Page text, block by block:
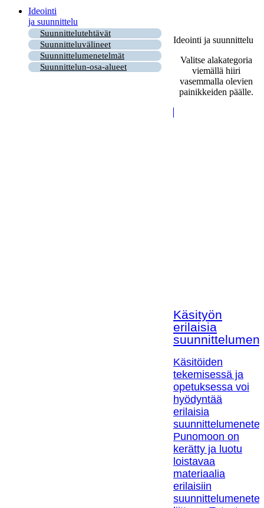
Ideointi
ja suunnittelu
Suunnittelutehtävät
Suunnitteluvälineet
Suunnittelumenetelmät
Suunnittelun-osa-alueet
Ideointi ja suunnittelu
Valitse alakategoria
viemällä hiiri
vasemmalla olevien
painikkeiden päälle.
Käsityön
erilaisia
Käsitöiden
tekemisessä ja
opetuksessa voi
hyödyntää
erilaisia
Punomoon on
kerätty ja luotu
loistavaa
materiaalia
erilaisiin